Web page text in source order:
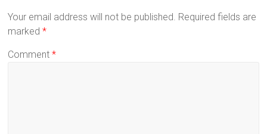
Your email address will not be published. Required fields are
marked*
Comment*